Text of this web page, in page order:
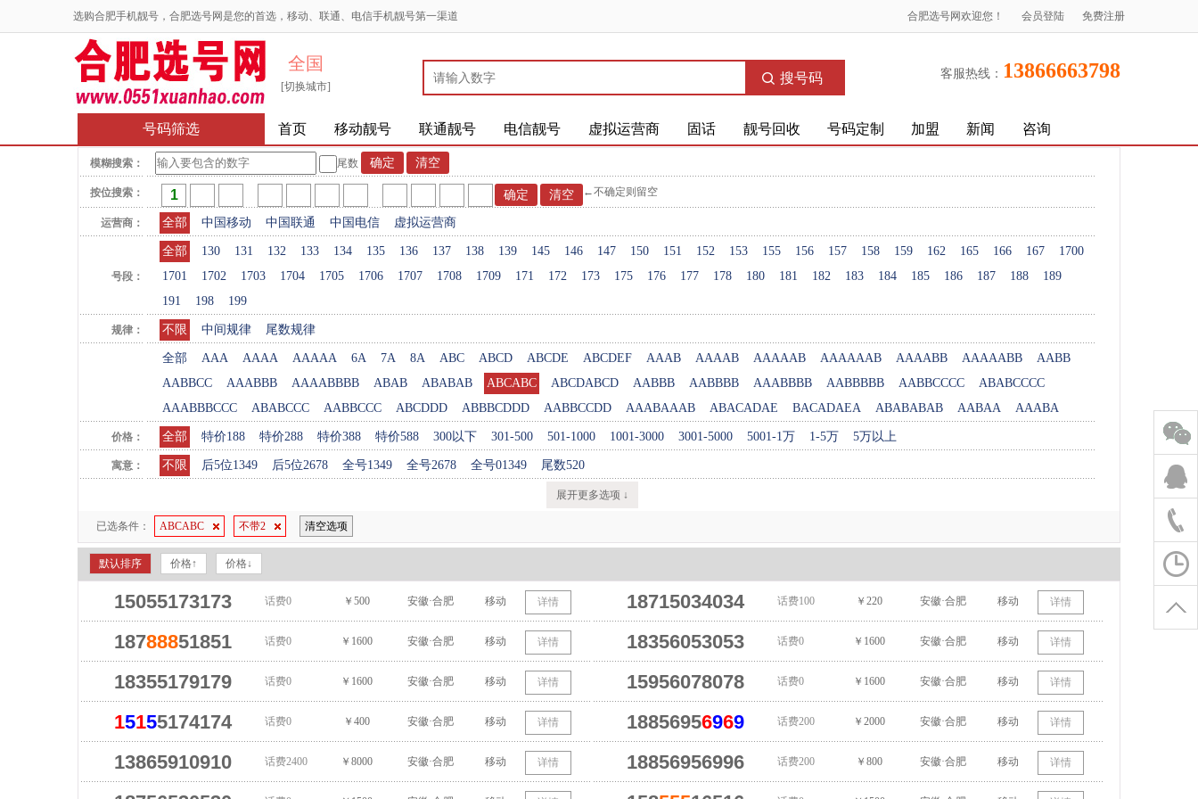
合肥选号网欢迎您！ 会员登陆 免费注册
选购合肥手机靓号，合肥选号网是您的首选，移动、联通、电信手机靓号第一渠道
全国
[切换城市]
搜号码 客服热线： 13866663798
号码筛选 首页 移动靓号 联通靓号 电信靓号 虚拟运营商 固话 靓号回收 号码定制 加盟 新闻 咨询
模糊搜索： 尾数
按位搜索： ←不确定则留空
运营商： 全部 中国移动 中国联通 中国电信 虚拟运营商
号段：
全部 130 131 132 133 134 135 136 137 138 139 145 146 147 150 151 152 153 155 156 157 158 159 162 165 166 167
1700
1701
1702 1703 1704 1705 1706 1707 1708 1709 171 172 173 175 176 177 178 180 181 182 183 184 185 186 187 188
189
191
198 199
规律： 不限 中间规律 尾数规律
全部 AAA AAAA AAAAA 6A 7A 8A ABC ABCD ABCDE ABCDEF AAAB AAAAB AAAAAB AAAAAAB AAAABB AAAAABB
AABB
AABBCC
AAABBB AAAABBBB ABAB ABABAB ABCABC ABCDABCD AABBB AABBBB AAABBBB AABBBBB AABBCCCC
ABABCCCC
AAABBBCCC
ABABCCC AABBCCC ABCDDD ABBBCDDD AABBCCDD AAABAAAB ABACADAE BACADAEA ABABABAB AABAA AAABA
价格： 全部 特价188 特价288 特价388 特价588 300以下 301-500 501-1000 1001-3000 3001-5000 5001-1万 1-5万 5万以上
寓意： 不限 后5位1349 后5位2678 全号1349 全号2678 全号01349 尾数520
展开更多选项 ↓
已选条件： ABCABC 不带2 清空选项
默认排序 价格↑ 价格↓
15055173173 话费0 ￥500 安徽·合肥 移动 详情 18715034034 话费100 ￥220 安徽·合肥 移动 详情
18788851851 话费0 ￥1600 安徽·合肥 移动 详情 18356053053 话费0 ￥1600 安徽·合肥 移动 详情
18355179179 话费0 ￥1600 安徽·合肥 移动 详情 15956078078 话费0 ￥1600 安徽·合肥 移动 详情
15155174174 话费0 ￥400 安徽·合肥 移动 详情 18856956969 话费200 ￥2000 安徽·合肥 移动 详情
13865910910 话费2400 ￥8000 安徽·合肥 移动 详情 18856956996 话费200 ￥800 安徽·合肥 移动 详情